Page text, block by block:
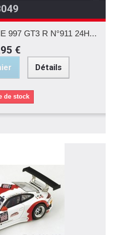
997 GT3 R N°911 24H...
€
Détails
de stock